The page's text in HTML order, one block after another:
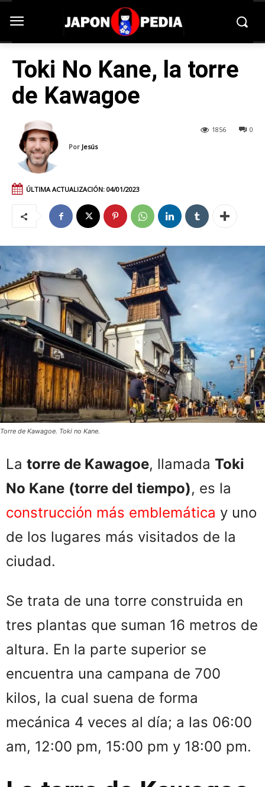
Toki No Kane, la torre
de Kawagoe
0
1856
Por Jesús
ÚLTIMA ACTUALIZACIÓN: 04/01/2023
Torre de Kawagoe. Toki no Kane.
La torre de Kawagoe, llamada Toki
No Kane (torre del tiempo), es la
construcción más emblemática y uno
de los lugares más visitados de la
ciudad.
Se trata de una torre construida en
tres plantas que suman 16 metros de
altura. En la parte superior se
encuentra una campana de 700
kilos, la cual suena de forma
mecánica 4 veces al día; a las 06:00
am, 12:00 pm, 15:00 pm y 18:00 pm.